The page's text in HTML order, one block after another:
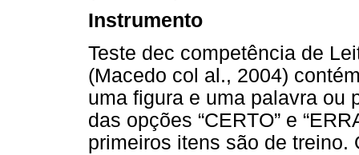
Instrumento
Teste dec competência de
(Macedo col al., 2004)
uma figura e uma palavra ou
das opções “CERTO” e
primeiros itens são de